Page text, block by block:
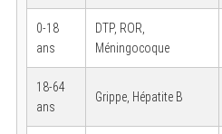
0-18
ans
DTP, ROR,
Méningocoque
18-64
ans
Grippe, Hépatite B